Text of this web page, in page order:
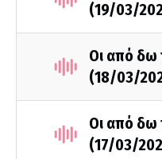
(19/03/
Οι από δω
(18/03/
Οι από δω
(17/03/